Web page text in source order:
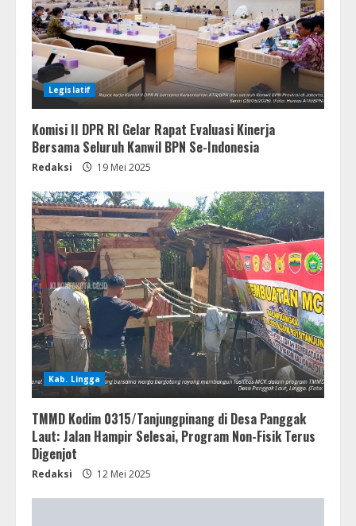
Legislatif
Komisi II DPR RI Gelar Rapat Evaluasi Kinerja
Bersama Seluruh Kanwil BPN Se-Indonesia
Redaksi 19 Mei 2025
Kab. Lingga
TMMD Kodim 0315/Tanjungpinang di Desa Panggak
Laut: Jalan Hampir Selesai, Program Non-Fisik Terus
Digenjot
Redaksi 12 Mei 2025